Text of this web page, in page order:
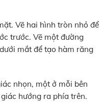
Vẽ hai hình tròn nhỏ để
trước. Vẽ một đường
mắt để tạo hàm răng
nhọn, một ở mỗi bên
hướng ra phía trên.